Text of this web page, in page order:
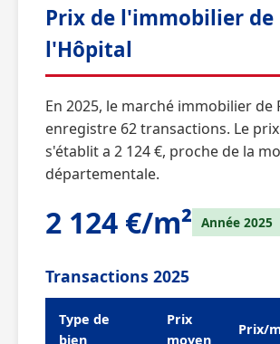
Prix de l'immobilier de
l'Hôpital
En 2025, le marché immobilier de
enregistre 62 transactions. Le
s'établit a 2 124 €, proche de la
départementale.
2 124 €/m² Année 2025
Transactions 2025
Type de
bien
Prix
moyen
Prix/